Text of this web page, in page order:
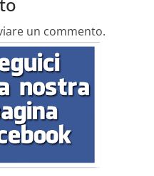
un commento.